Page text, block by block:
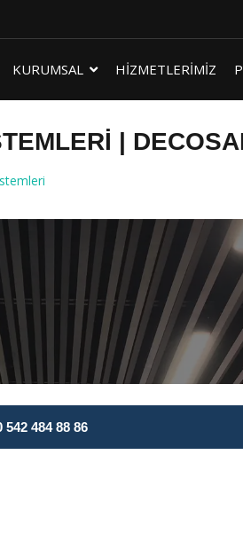
KURUMSAL HİZMETLERİMİZ
|
484 88 86